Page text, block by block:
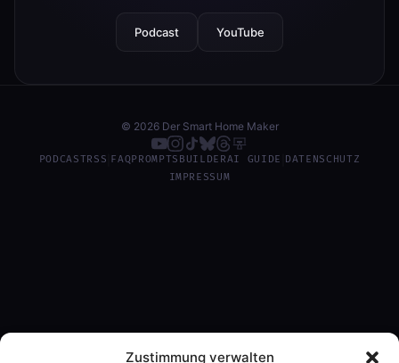
Zustimmung verwalten
Podcast YouTube
© 2026 Der Smart Home Maker
PODCASTRSS FAQPROMPTS BUILDERAI GUIDE DATENSCHUTZ
IMPRESSUM